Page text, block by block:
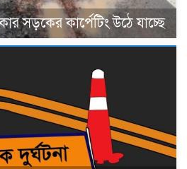
সড়কের কার্পেটিং উঠে যাচ্ছে